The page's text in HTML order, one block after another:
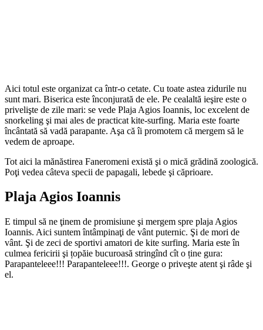
Aici totul este organizat ca într-o cetate. Cu toate astea zidurile nu
sunt mari. Biserica este înconjurată de ele. Pe cealaltă ieşire este o
privelişte de zile mari: se vede Plaja Agios Ioannis, loc excelent de
snorkeling şi mai ales de practicat kite-surfing. Maria este foarte
încântată să vadă parapante. Aşa că îi promotem că mergem să le
vedem de aproape.
Tot aici la mănăstirea Faneromeni există şi o mică grădină zoologică.
Poţi vedea câteva specii de papagali, lebede şi căprioare.
Plaja Agios Ioannis
E timpul să ne ţinem de promisiune şi mergem spre plaja Agios
Ioannis. Aici suntem întâmpinaţi de vânt puternic. Şi de mori de
vânt. Şi de zeci de sportivi amatori de kite surfing. Maria este în
culmea fericirii şi țopăie bucuroasă stringînd cît o ține gura:
Parapanteleee!!! Parapanteleee!!!. George o priveşte atent şi râde şi
el.